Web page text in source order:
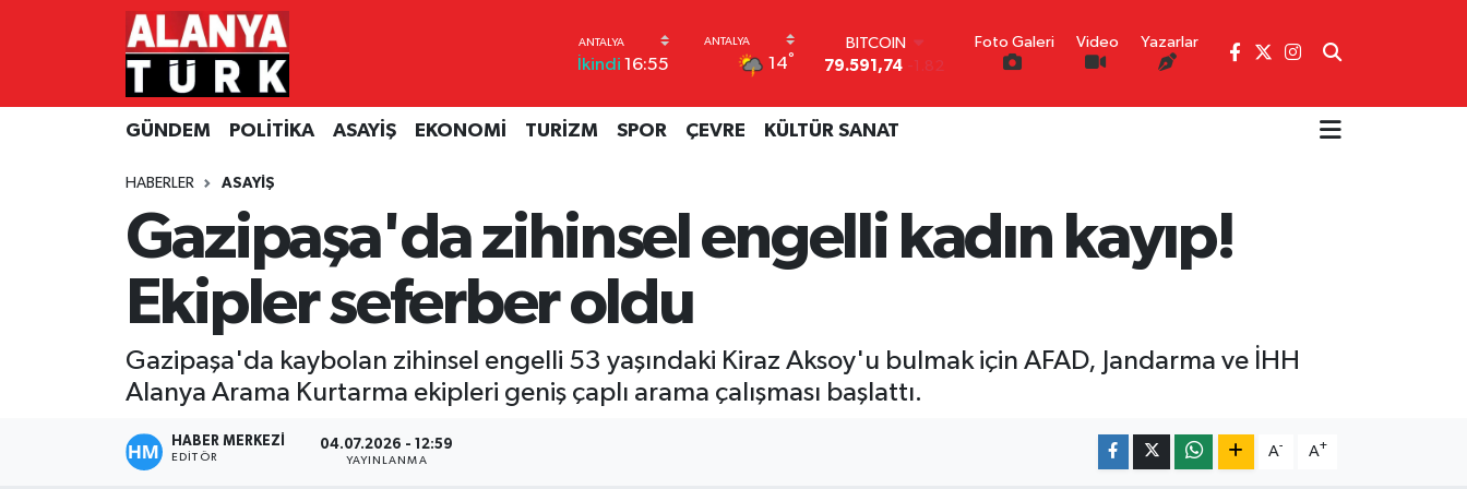
İkindi 16:55 14°
79.591,74
-1.82
DOLAR
EURO
53,38690
6862,09000
0.19
BİST100
Foto Galeri Video Yazarlar
GÜNDEM POLİTİKA ASAYİŞ EKONOMİ TURİZM SPOR ÇEVRE KÜLTÜR SANAT
HABERLER ASAYİŞ
Gazipaşa'da zihinsel engelli kadın kayıp!
Ekipler seferber oldu
Gazipaşa'da kaybolan zihinsel engelli 53 yaşındaki Kiraz Aksoy'u bulmak için AFAD, Jandarma ve İHH
Alanya Arama Kurtarma ekipleri geniş çaplı arama çalışması başlattı.
HABER MERKEZİ
EDITÖR
04.07.2026 - 12:59
YAYINLANMA
A- A+
POLİTİKA
EKONOMİ
KÜLTÜR SANAT
Nöbetçi Eczaneler
Hava Durumu
Namaz Vakitleri
Trafik Durumu
Süper Lig Puan Durumu ve Fikstür
Tüm Manşetler
Haber Arşivi